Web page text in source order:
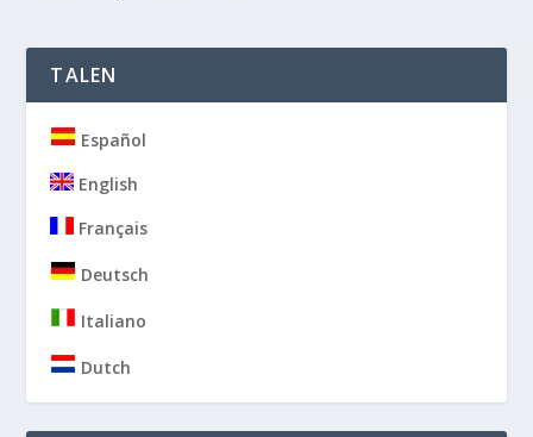
TALEN
Español
English
Français
Deutsch
Italiano
Dutch